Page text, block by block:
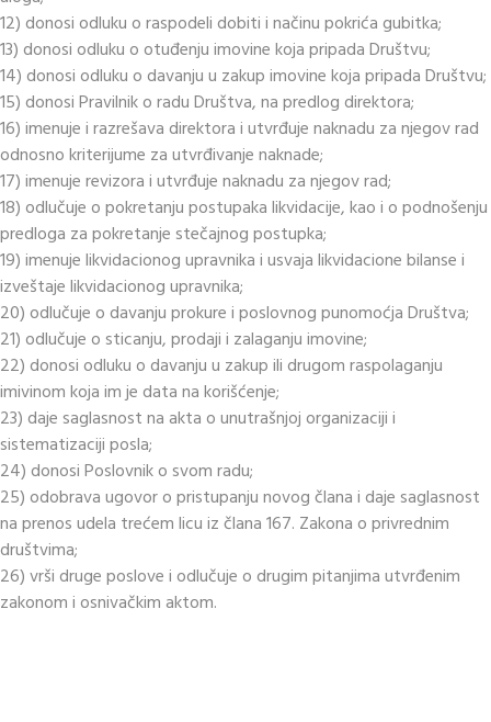
12) donosi odluku o raspodeli dobiti i načinu pokrića gubitka;
13) donosi odluku o otuđenju imovine koja pripada Društvu;
14) donosi odluku o davanju u zakup imovine koja pripada Društvu;
15) donosi Pravilnik o radu Društva, na predlog direktora;
16) imenuje i razrešava direktora i utvrđuje naknadu za njegov rad
odnosno kriterijume za utvrđivanje naknade;
17) imenuje revizora i utvrđuje naknadu za njegov rad;
18) odlučuje o pokretanju postupaka likvidacije, kao i o podnošenju
predloga za pokretanje stečajnog postupka;
19) imenuje likvidacionog upravnika i usvaja likvidacione bilanse i
izveštaje likvidacionog upravnika;
20) odlučuje o davanju prokure i poslovnog punomoćja Društva;
21) odlučuje o sticanju, prodaji i zalaganju imovine;
22) donosi odluku o davanju u zakup ili drugom raspolaganju
imivinom koja im je data na korišćenje;
23) daje saglasnost na akta o unutrašnjoj organizaciji i
sistematizaciji posla;
24) donosi Poslovnik o svom radu;
25) odobrava ugovor o pristupanju novog člana i daje saglasnost
na prenos udela trećem licu iz člana 167. Zakona o privrednim
društvima;
26) vrši druge poslove i odlučuje o drugim pitanjima utvrđenim
zakonom i osnivačkim aktom.